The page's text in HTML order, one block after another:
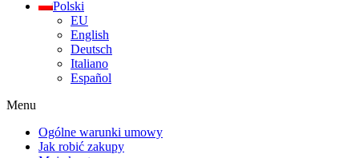
Polski
EU
English
Deutsch
Italiano
Español
Menu
Ogólne warunki umowy
Jak robić zakupy